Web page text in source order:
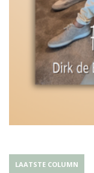
LAATSTE COLUMN